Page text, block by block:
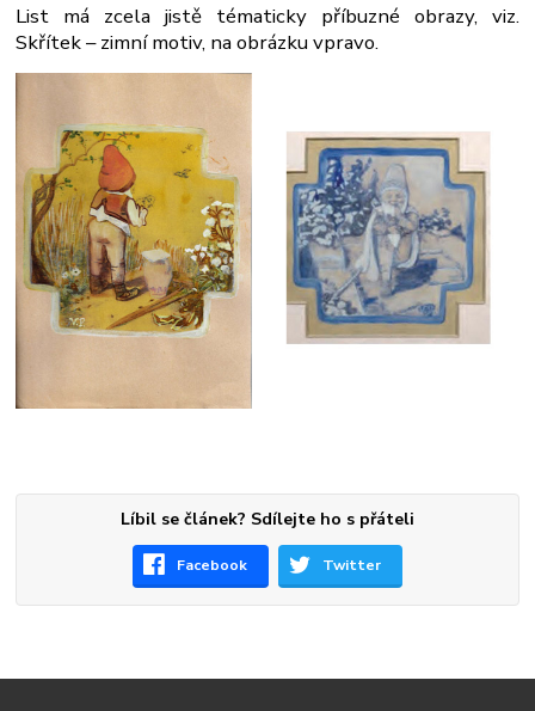
List má zcela jistě tématicky příbuzné obrazy, viz.
Skřítek – zimní motiv, na obrázku vpravo.
Líbil se článek? Sdílejte ho s přáteli
Facebook Twitter